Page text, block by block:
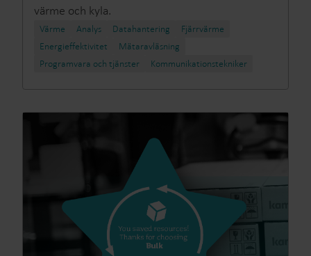
värme och kyla.
Värme Analys Datahantering
Fjärrvärme​
Energieffektivitet​
Mätaravläsning​
Programvara och tjänster
Kommunikationstekniker